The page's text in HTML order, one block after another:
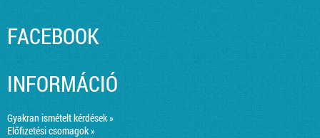
FACEBOOK
INFORMÁCIÓ
Gyakran ismételt kérdések »
Előfizetési csomagok »